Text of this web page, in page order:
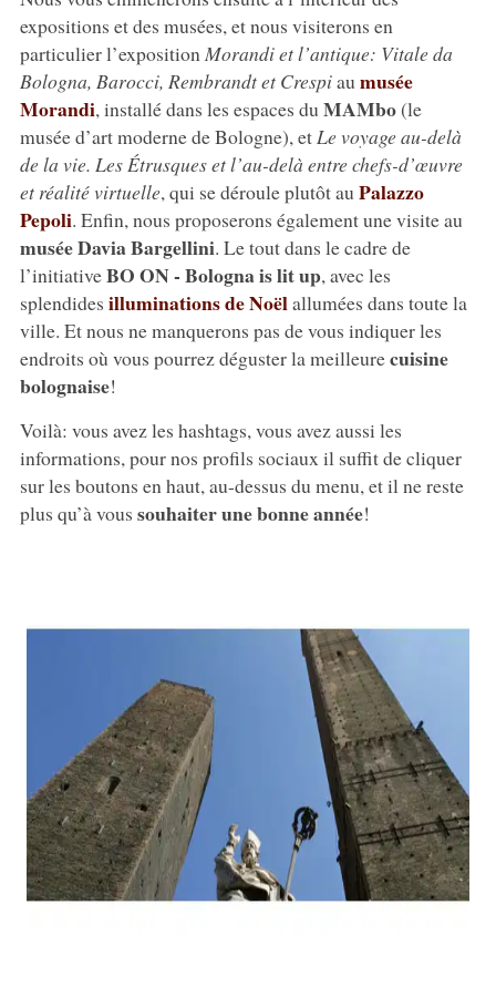
expositions et des musées, et nous visiterons en
particulier l’exposition Morandi et l’antique: Vitale da
Bologna, Barocci, Rembrandt et Crespiau musée
Morandi, installé dans les espaces du MAMbo(le
musée d’art moderne de Bologne), et Le voyage au-delà
de la vie. Les Étrusques et l’au-delà entre chefs-d’œuvre
et réalité virtuelle, qui se déroule plutôt au Palazzo
Pepoli. Enfin, nous proposerons également une visite au
musée Davia Bargellini. Le tout dans le cadre de
l’initiativeBO ON - Bologna is lit up, avec les
splendides illuminations de Noëlallumées dans toute la
ville. Et nous ne manquerons pas de vous indiquer les
endroits où vous pourrez déguster la meilleurecuisine
bolognaise!
Voilà: vous avez les hashtags, vous avez aussi les
informations, pour nos profils sociaux il suffit de cliquer
sur les boutons en haut, au-dessus du menu, et il ne reste
plus qu’à vous souhaiter une bonne année!